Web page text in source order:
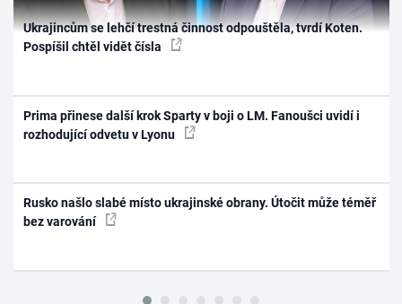
Ukrajincům se lehčí trestná činnost odpouštěla, tvrdí Koten.
Pospíšil chtěl vidět čísla
Prima přinese další krok Sparty v boji o LM. Fanoušci uvidí i
rozhodující odvetu v Lyonu
Rusko našlo slabé místo ukrajinské obrany. Útočit může téměř
bez varování